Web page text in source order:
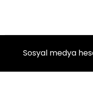
Sosyal medya